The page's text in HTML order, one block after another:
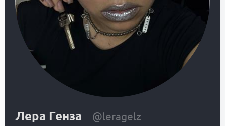
Лера Генза @leragelz